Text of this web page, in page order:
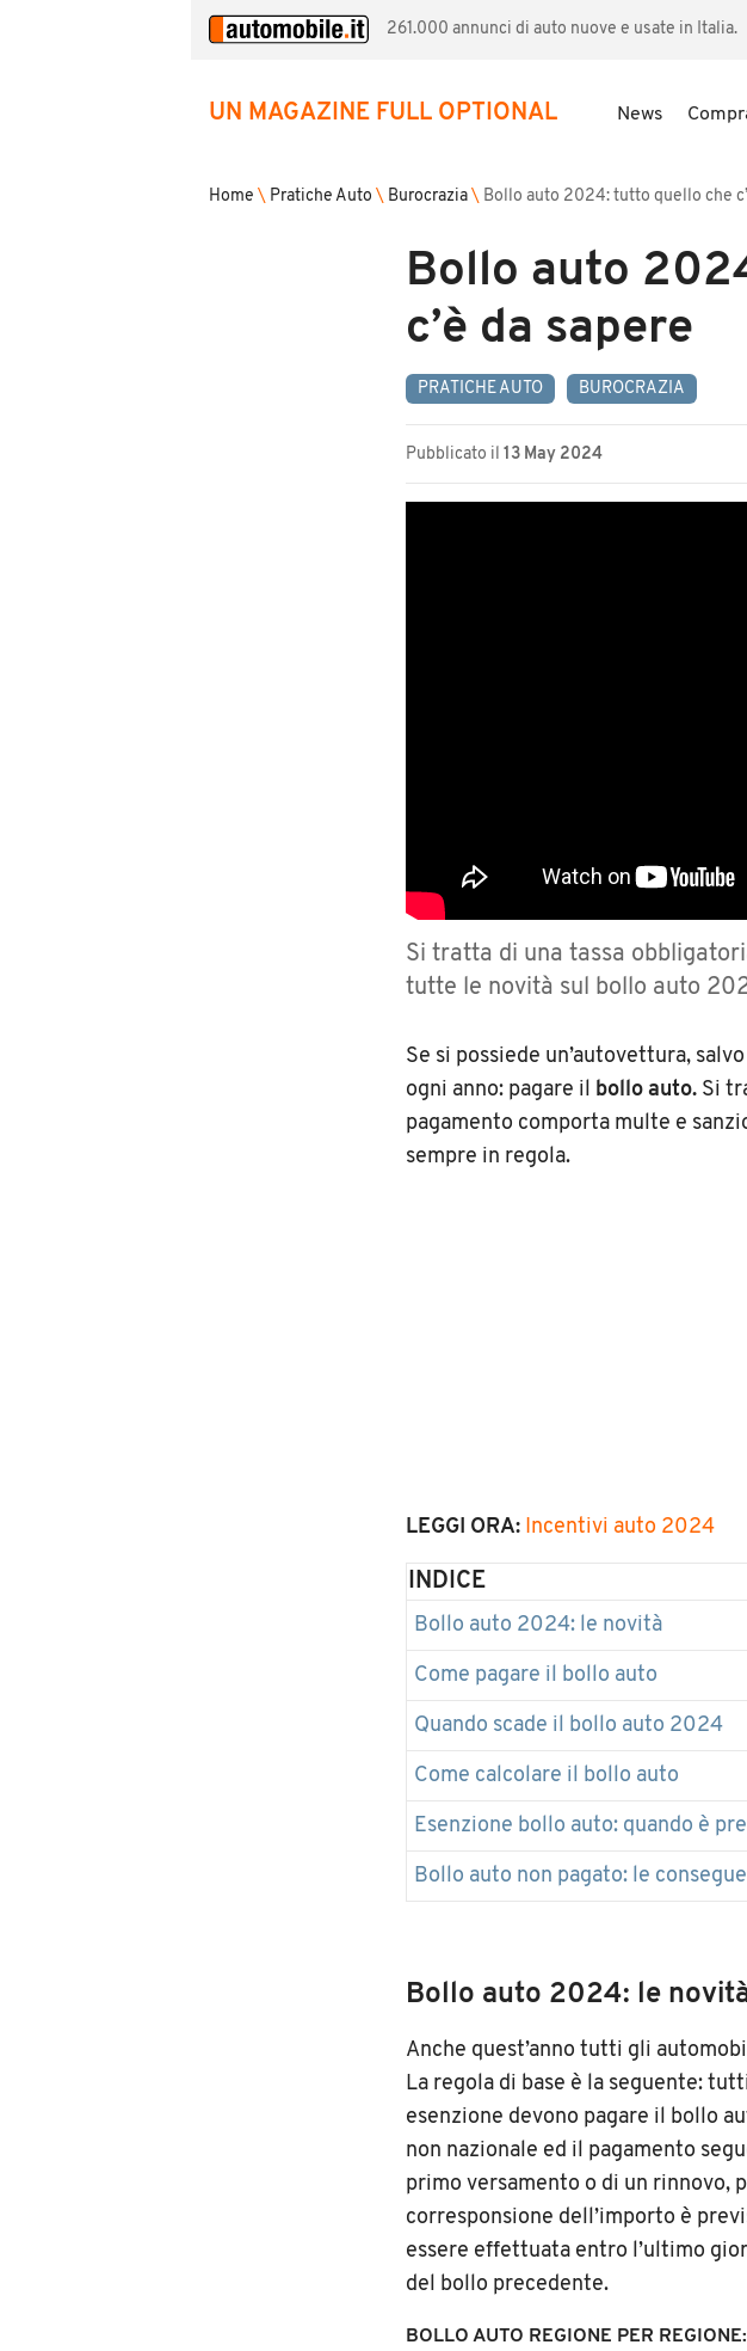
261.000 annunci di auto nuove e usate in Italia.
UN MAGAZINE FULL OPTIONAL News
Home \ Pratiche Auto \ Burocrazia \ Bollo auto 2024: tutto quello che
Bollo auto
c’è da sapere
PRATICHE AUTO BUROCRAZIA
Pubblicato il 13 May 2024
Si tratta di una tassa
tutte le novità sul bollo auto
Se si possiede un’autovettura,
ogni anno: pagare il bollo auto. Si
pagamento comporta multe e
sempre in regola.
LEGGI ORA: Incentivi auto 2024
INDICE
Bollo auto 2024: le novità
Come pagare il bollo auto
Quando scade il bollo auto 2024
Come calcolare il bollo auto
Esenzione bollo auto: quando è
Bollo auto non pagato: le
Bollo auto 2024: le
Anche quest’anno tutti gli
La regola di base è la seguente:
esenzione devono pagare il bollo
non nazionale ed il pagamento
primo versamento o di un rinnovo,
corresponsione dell’importo è
essere effettuata entro l’ultimo
del bollo precedente.
BOLLO AUTO REGIONE PER REGIONE: